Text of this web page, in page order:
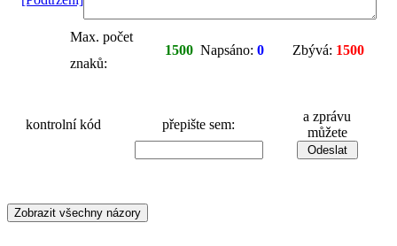
Max. počet
znaků:
1500 Napsáno: 0 Zbývá: 1500
kontrolní kód přepište sem:
a zprávu
můžete